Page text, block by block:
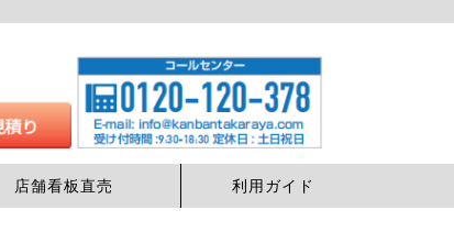
店舗看板直売 利用ガイド